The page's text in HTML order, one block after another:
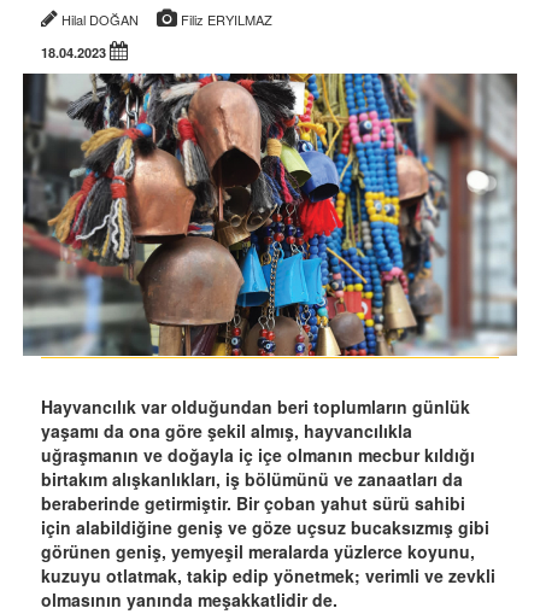
Hilal DOĞAN Filiz ERYILMAZ
18.04.2023
Hayvancılık var olduğundan beri toplumların günlük
yaşamı da ona göre şekil almış, hayvancılıkla
uğraşmanın ve doğayla iç içe olmanın mecbur kıldığı
birtakım alışkanlıkları, iş bölümünü ve zanaatları da
beraberinde getirmiştir. Bir çoban yahut sürü sahibi
için alabildiğine geniş ve göze uçsuz bucaksızmış gibi
görünen geniş, yemyeşil meralarda yüzlerce koyunu,
kuzuyu otlatmak, takip edip yönetmek; verimli ve zevkli
olmasının yanında meşakkatlidir de.